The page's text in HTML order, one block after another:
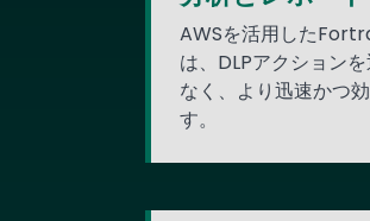
AWSを活用した
は、DLPアクション
なく、より迅速かつ
す。